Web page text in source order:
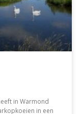
in Warmond
in een